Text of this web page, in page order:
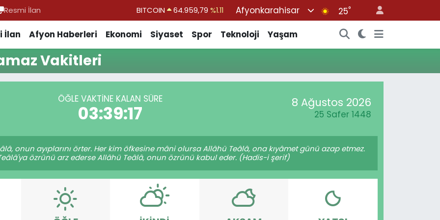
Resmi İlan BITCOIN 64.959,79 %1.11
GRAM ALTIN
6660.55%0.03
BİST100
Afyonkarahisar 25°
İlan Afyon Haberleri Ekonomi Siyaset Spor Teknoloji Yaşam
Vakitleri
ÖĞLE VAKTINE KALAN SÜRE
03:39:17 8 Ağustos 2026
25 Safer 1448
onun ayıplarını örter. Her kim öfkesine mâni olursa Allâhü Teâlâ, ona kıyâmet günü azap etmez.
özrünü arz ederse Allâhü Teâlâ, onun özrünü kabul eder. (Hadis-i şerif)